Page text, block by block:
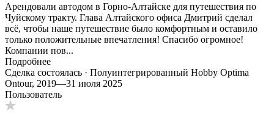
Арендовали автодом в Горно-Алтайске для путешествия по
Чуйскому тракту. Глава Алтайского офиса Дмитрий сделал
всё, чтобы наше путешествие было комфортным и оставило
только положительные впечатления! Спасибо огромное!
Компании пов...
Подробнее
Сделка состоялась · Полуинтегрированный Hobby Optima
Ontour, 2019—31 июля 2025
Пользователь